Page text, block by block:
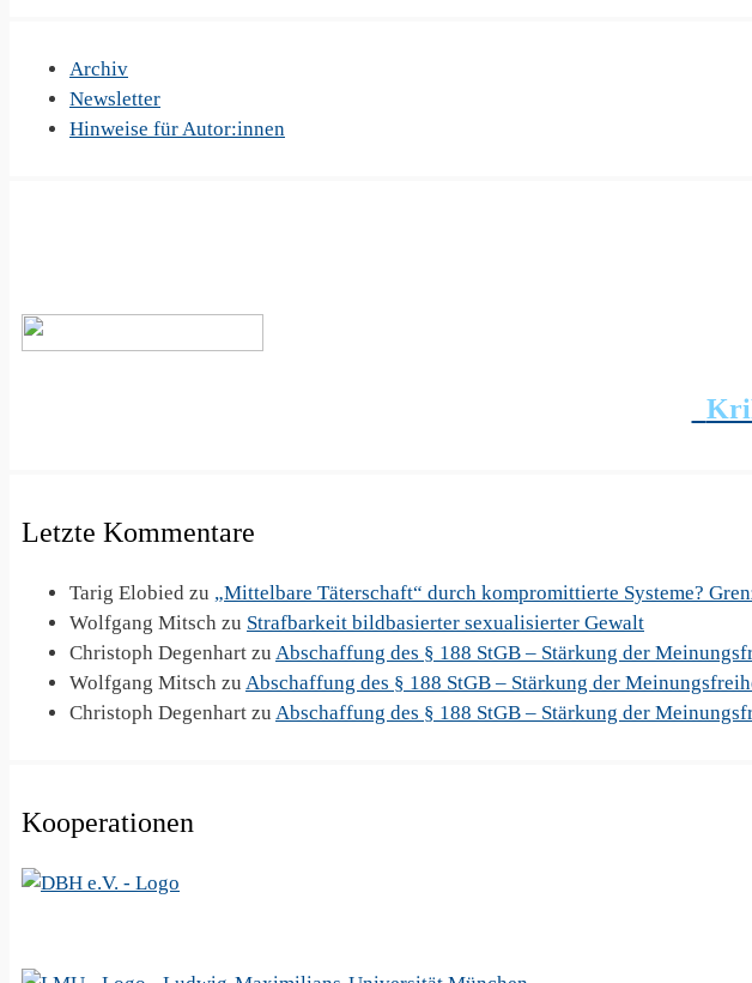
Archiv
Newsletter
Hinweise für Autor:innen
Letzte Kommentare
Tarig Elobied zu „Mittelbare Täterschaft“ durch kompromittierte Systeme?
Wolfgang Mitsch zu Strafbarkeit bildbasierter sexualisierter Gewalt
Christoph Degenhart zu Abschaffung des § 188 StGB – Stärkung der
Wolfgang Mitsch zu Abschaffung des § 188 StGB – Stärkung der
Christoph Degenhart zu Abschaffung des § 188 StGB – Stärkung der
Kooperationen